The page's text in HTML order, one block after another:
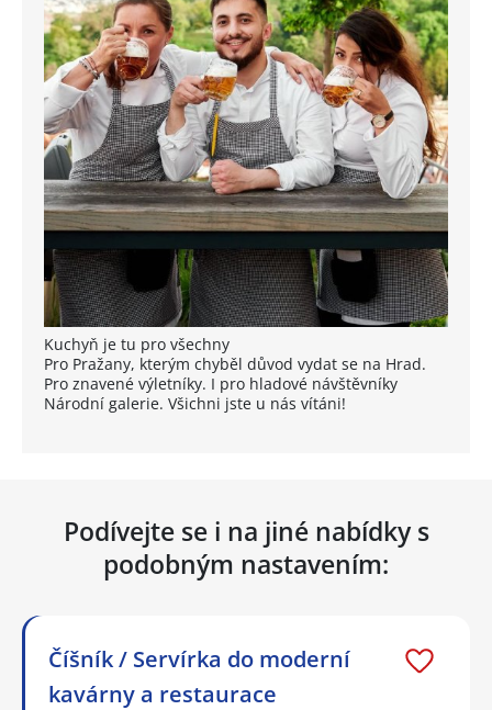
Kuchyň je tu pro všechny
Pro Pražany, kterým chyběl důvod vydat se na Hrad.
Pro znavené výletníky. I pro hladové návštěvníky
Národní galerie. Všichni jste u nás vítáni!
Podívejte se i na jiné nabídky s
podobným nastavením:
Číšník / Servírka do moderní
kavárny a restaurace